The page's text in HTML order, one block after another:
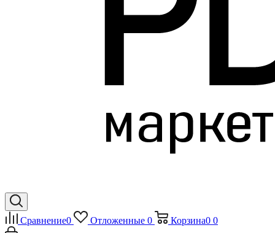
Сравнение0 Отложенные 0 Корзина0 0